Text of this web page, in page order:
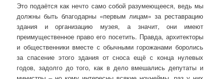
Это подаётся как нечто само собой разумеющееся, ведь мы
должны быть благодарны «первым лицам» за реставрацию
здания и организацию музея, а значит, они имеют
преимущественное право его посетить. Правда, архитекторы
и общественники вместе с обычными горожанами боролись
за спасение этого здания от сноса ещё с конца нулевых
годов, задолго до того, как в дело вмешались депутаты и